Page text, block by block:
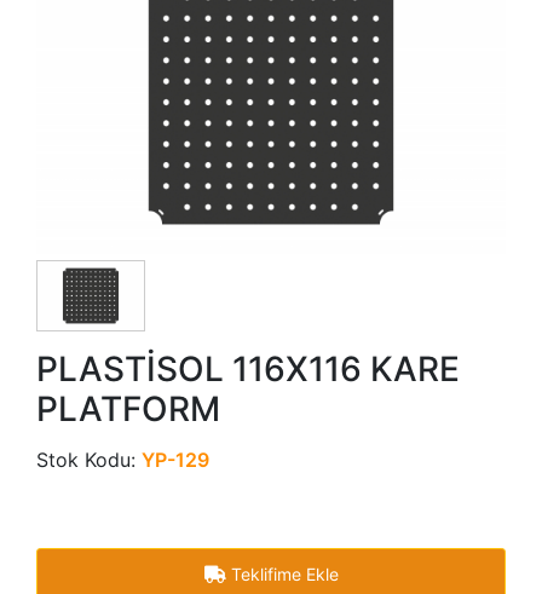
PLASTİSOL 116X116 KARE
PLATFORM
Stok Kodu: YP-129
Teklifime Ekle